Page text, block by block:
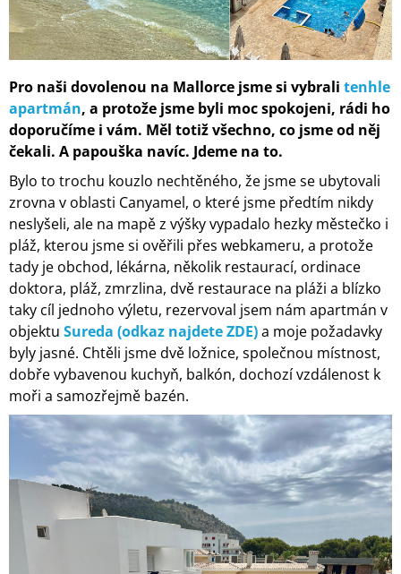
Pro naši dovolenou na Mallorce jsme si vybrali tenhle
apartmán, a protože jsme byli moc spokojeni, rádi ho
doporučíme i vám. Měl totiž všechno, co jsme od něj
čekali. A papouška navíc. Jdeme na to.
Bylo to trochu kouzlo nechtěného, že jsme se ubytovali
zrovna v oblasti Canyamel, o které jsme předtím nikdy
neslyšeli, ale na mapě z výšky vypadalo hezky městečko i
pláž, kterou jsme si ověřili přes webkameru, a protože
tady je obchod, lékárna, několik restaurací, ordinace
doktora, pláž, zmrzlina, dvě restaurace na pláži a blízko
taky cíl jednoho výletu, rezervoval jsem nám apartmán v
objektu Sureda (odkaz najdete ZDE)a moje požadavky
byly jasné. Chtěli jsme dvě ložnice, společnou místnost,
dobře vybavenou kuchyň, balkón, dochozí vzdálenost k
moři a samozřejmě bazén.
D
P
O
R
U
Č
U
J
E
M
E
ČESKÉ
LÉTO
-
DOPLŇKOVÉ
KARTY
ČELOVKA
TÁTOVÉ